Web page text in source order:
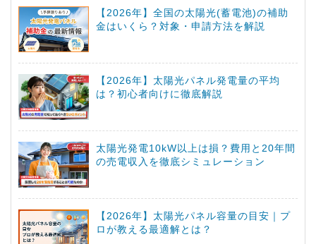
【2026年】全国の太陽光(蓄電池)の補助
金はいくら？対象・申請方法を解説
【2026年】太陽光パネル発電量の平均
は？初心者向けに徹底解説
太陽光発電10kW以上は損？費用と20年間
の売電収入を徹底シミュレーション
【2026年】太陽光パネル容量の目安｜プ
ロが教える最適解とは？